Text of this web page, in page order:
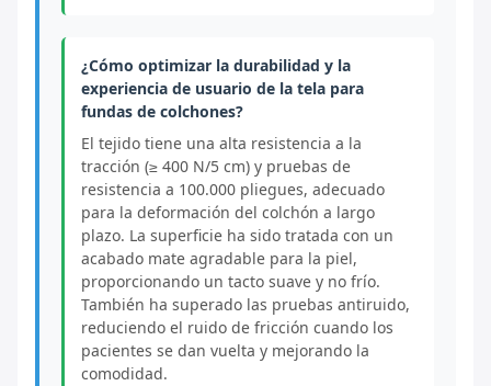
¿Cómo optimizar la durabilidad y la
experiencia de usuario de la tela para
fundas de colchones?
El tejido tiene una alta resistencia a la
tracción (≥ 400 N/5 cm) y pruebas de
resistencia a 100.000 pliegues, adecuado
para la deformación del colchón a largo
plazo. La superficie ha sido tratada con un
acabado mate agradable para la piel,
proporcionando un tacto suave y no frío.
También ha superado las pruebas antiruido,
reduciendo el ruido de fricción cuando los
pacientes se dan vuelta y mejorando la
comodidad.